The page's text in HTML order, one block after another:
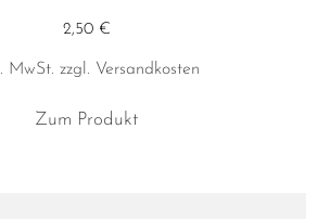
2,50 €
MwSt. zzgl. Versandkosten
Zum Produkt